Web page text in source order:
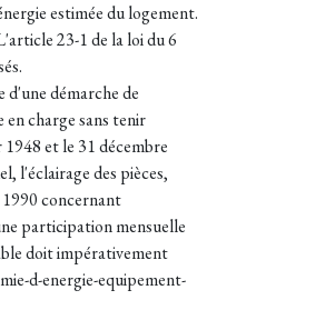
estimée du logement.
23-1 de la loi du 6
démarche de
charge sans tenir
et le 31 décembre
l'éclairage des pièces,
concernant
participation mensuelle
doit impérativement
d-energie-equipement-